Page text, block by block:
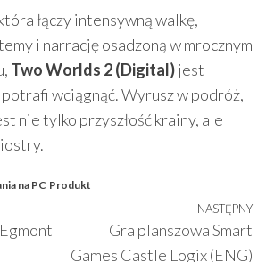
łączy intensywną walkę,
i narrację osadzoną w mrocznym
Two Worlds 2 (Digital)jest
wciągnąć. Wyrusz w podróż,
nie tylko przyszłość krainy, ale
na PC Produkt
NASTĘPNY
Gra planszowa Smart
Games Castle Logix (ENG)